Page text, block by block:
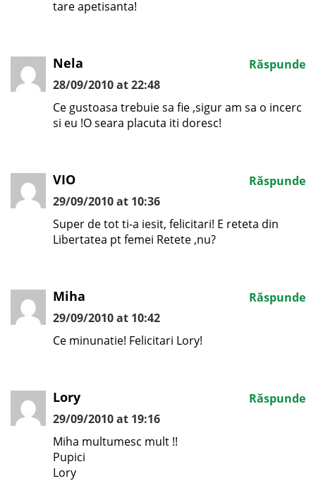
tare apetisanta!
Nela
28/09/2010 at 22:48
Ce gustoasa trebuie sa fie ,sigur am sa o incerc
si eu !O seara placuta iti doresc!
Răspunde
VIO
29/09/2010 at 10:36
Super de tot ti-a iesit, felicitari! E reteta din
Libertatea pt femei Retete ,nu?
Răspunde
Miha
29/09/2010 at 10:42
Ce minunatie! Felicitari Lory!
Răspunde
Lory
29/09/2010 at 19:16
Miha multumesc mult !!
Pupici
Lory
Răspunde